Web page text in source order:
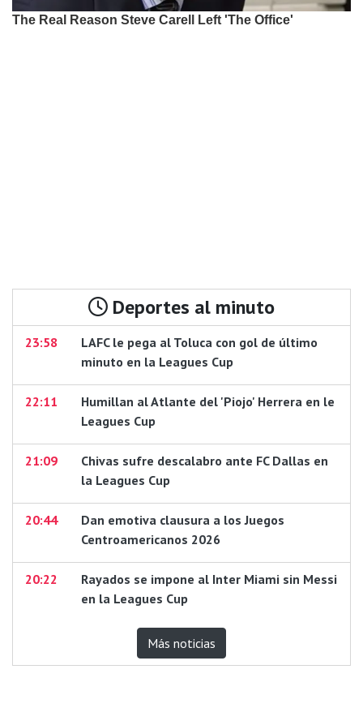
Deportes al minuto
23:58
LAFC le pega al Toluca con gol de último
minuto en la Leagues Cup
22:11
Humillan al Atlante del 'Piojo' Herrera en le
Leagues Cup
21:09
Chivas sufre descalabro ante FC Dallas en
la Leagues Cup
20:44
Dan emotiva clausura a los Juegos
Centroamericanos 2026
20:22
Rayados se impone al Inter Miami sin Messi
en la Leagues Cup
Más noticias